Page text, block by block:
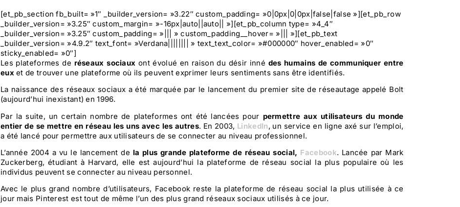
[et_pb_section fb_built= »1″ _builder_version= »3.22″ custom_padding= »0|0px|0|0px|false|false »][et_pb_row
_builder_version= »3.25″ custom_margin= »-16px|auto||auto|| »][et_pb_column type= »4_4″
_builder_version= »3.25″ custom_padding= »||| » custom_padding__hover= »||| »][et_pb_text
_builder_version= »4.9.2″ text_font= »Verdana|||||||| » text_text_color= »#000000″ hover_enabled= »0″
sticky_enabled= »0″]
Les plateformes de réseaux sociaux ont évolué en raison du désir inné des humains de communiquer entre
euxet de trouver une plateforme où ils peuvent exprimer leurs sentiments sans être identifiés.
La naissance des réseaux sociaux a été marquée par le lancement du premier site de réseautage appelé Bolt
(aujourd’hui inexistant) en 1996.
Par la suite, un certain nombre de plateformes ont été lancées pour permettre aux utilisateurs du monde
entier de se mettre en réseau les uns avec les autres. En 2003, LinkedIn, un service en ligne axé sur l’emploi,
a été lancé pour permettre aux utilisateurs de se connecter au niveau professionnel.
L’année 2004 a vu le lancement de la plus grande plateforme de réseau social, Facebook. Lancée par Mark
Zuckerberg, étudiant à Harvard, elle est aujourd’hui la plateforme de réseau social la plus populaire où les
individus peuvent se connecter au niveau personnel.
Avec le plus grand nombre d’utilisateurs, Facebook reste la plateforme de réseau social la plus utilisée à ce
jour mais Pinterest est tout de même l’un des plus grand réseaux sociaux utilisés à ce jour.